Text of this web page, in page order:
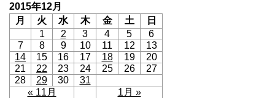
2015年12月
月
火 水 木 金 土 日
« 11月 1月 »
1 2 3 4 5
6
7
8 9 10 11 12
13
14
15 16 17 18 19
20
21
22 23 24 25 26
27
28
29 30 31